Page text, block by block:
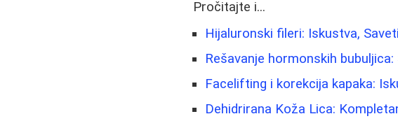
Pročitajte i...
Hijaluronski fileri: Iskustva,
Rešavanje hormonskih
Facelifting i korekcija kapaka:
Dehidrirana Koža Lica: